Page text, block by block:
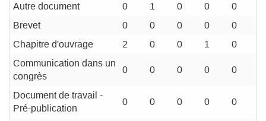
Autre document
0 1 0 0
0
Brevet
0 0 0 0
0
Chapitre d'ouvrage
2 0 0 1
0
Communication dans un
congrès
0 0 0 0 0
Document de travail -
Pré-publication
0 0 0 0 0